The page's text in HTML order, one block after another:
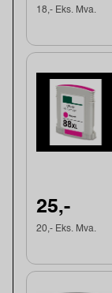
18,- Eks. Mva.
25,-
20,- Eks. Mva.